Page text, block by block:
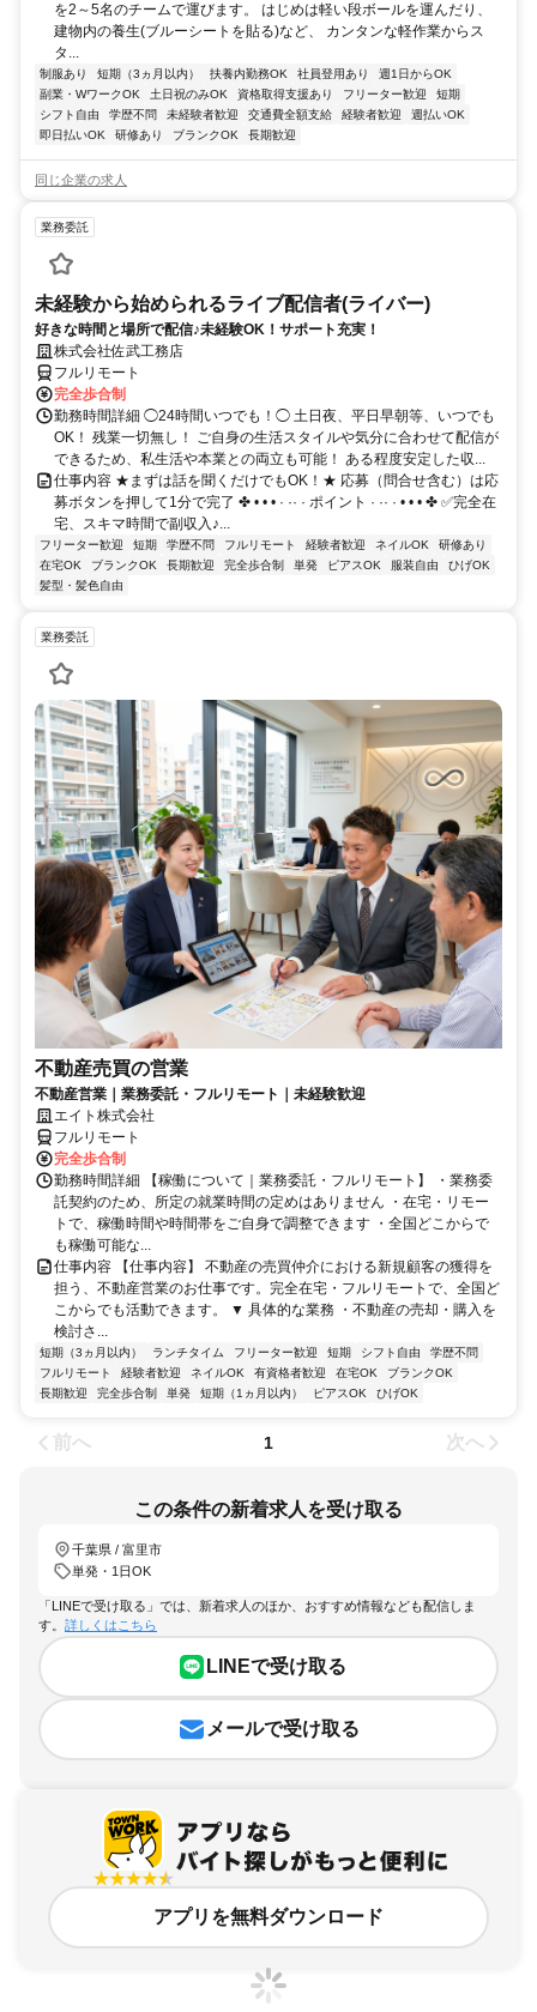
を2～5名のチームで運びます。 はじめは軽い段ボールを運んだり、
建物内の養生(ブルーシートを貼る)など、 カンタンな軽作業からス
タ...
制服あり 短期（3ヵ月以内） 扶養内勤務OK 社員登用あり
週1日からOK
副業・WワークOK
土日祝のみOK 資格取得支援あり フリーター歓迎
短期
シフト自由
学歴不問 未経験者歓迎 交通費全額支給 経験者歓迎
週払いOK
即日払いOK
研修あり ブランクOK 長期歓迎
同じ企業の求人
業務委託
未経験から始められるライブ配信者(ライバー)
好きな時間と場所で配信♪未経験OK！サポート充実！
株式会社佐武工務店
フルリモート
完全歩合制
勤務時間詳細 ◯24時間いつでも！◯ 土日夜、平日早朝等、いつでも
OK！ 残業一切無し！ ご自身の生活スタイルや気分に合わせて配信が
できるため、私生活や本業との両立も可能！ ある程度安定した収...
仕事内容 ★まずは話を聞くだけでもOK！★ 応募（問合せ含む）は応
募ボタンを押して1分で完了 ✤ • • • · ·· · ポイント · ·· · • • • ✤ ✅完全在
宅、スキマ時間で副収入♪...
フリーター歓迎 短期 学歴不問 フルリモート 経験者歓迎 ネイルOK
研修あり
在宅OK
ブランクOK 長期歓迎 完全歩合制 単発 ピアスOK 服装自由
ひげOK
髪型・髪色自由
業務委託
不動産売買の営業
不動産営業｜業務委託・フルリモート｜未経験歓迎
エイト株式会社
フルリモート
完全歩合制
勤務時間詳細 【稼働について｜業務委託・フルリモート】 ・業務委
託契約のため、所定の就業時間の定めはありません ・在宅・リモー
トで、稼働時間や時間帯をご自身で調整できます ・全国どこからで
も稼働可能な...
仕事内容 【仕事内容】 不動産の売買仲介における新規顧客の獲得を
担う、不動産営業のお仕事です。完全在宅・フルリモートで、全国ど
こからでも活動できます。 ▼ 具体的な業務 ・不動産の売却・購入を
検討さ...
短期（3ヵ月以内） ランチタイム フリーター歓迎 短期 シフト自由
学歴不問
フルリモート
経験者歓迎 ネイルOK 有資格者歓迎 在宅OK
ブランクOK
長期歓迎
完全歩合制 単発 短期（1ヵ月以内） ピアスOK ひげOK
前へ 1 次へ
この条件の新着求人を受け取る
千葉県 / 富里市
単発・1日OK
「LINEで受け取る」では、新着求人のほか、おすすめ情報なども配信しま
す。 詳しくはこちら
LINEで受け取る
メールで受け取る
アプリを無料ダウンロード